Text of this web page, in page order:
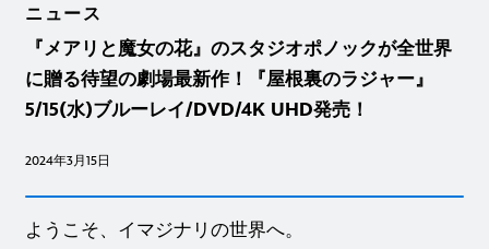
ニュース
『メアリと魔女の花』のスタジオポノックが全世界
に贈る待望の劇場最新作！『屋根裏のラジャー』
5/15(水)ブルーレイ/DVD/4K UHD発売！
2024年3月15日
ようこそ、イマジナリの世界へ。